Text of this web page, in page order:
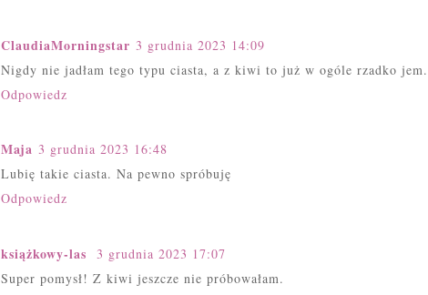
ClaudiaMorningstar 3 grudnia 2023 14:09
Nigdy nie jadłam tego typu ciasta, a z kiwi to już w ogóle rzadko jem.
Odpowiedz
Maja 3 grudnia 2023 16:48
Lubię takie ciasta. Na pewno spróbuję
Odpowiedz
książkowy-las
3 grudnia 2023 17:07
Super pomysł! Z kiwi jeszcze nie próbowałam.